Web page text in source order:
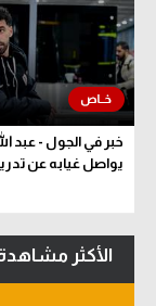
خبر في الجول - عبد
يواصل غيابه عن
الأكثر